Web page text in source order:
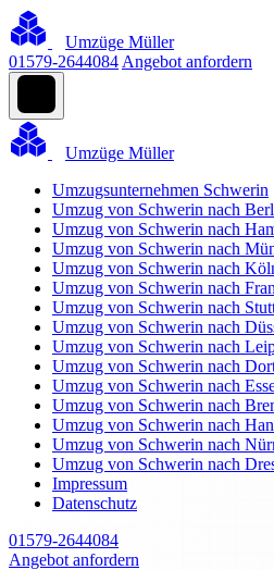
Umzüge Müller
01579-2644084 Angebot anfordern
Umzüge Müller
Umzugsunternehmen Schwerin
Umzug von Schwerin nach
Umzug von Schwerin nach
Umzug von Schwerin nach
Umzug von Schwerin nach
Umzug von Schwerin nach
Umzug von Schwerin nach
Umzug von Schwerin nach
Umzug von Schwerin nach
Umzug von Schwerin nach
Umzug von Schwerin nach
Umzug von Schwerin nach
Umzug von Schwerin nach
Umzug von Schwerin nach
Umzug von Schwerin nach
Impressum
Datenschutz
01579-2644084
Angebot anfordern